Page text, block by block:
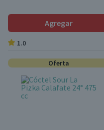
Agregar
1.0
Oferta